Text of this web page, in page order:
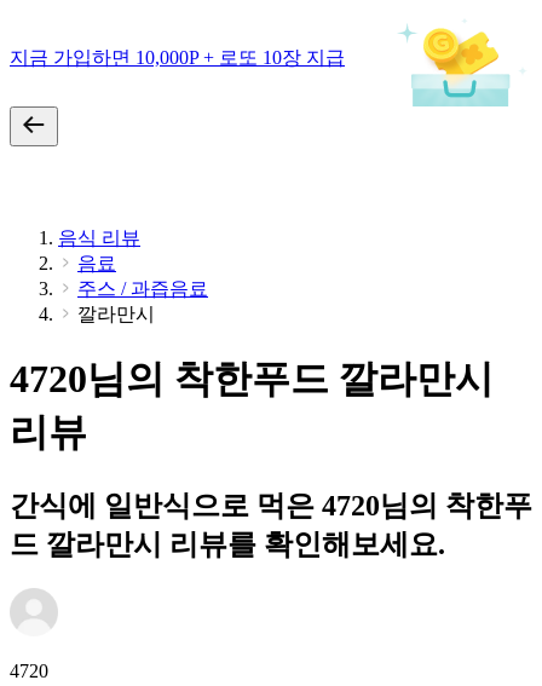
지금 가입하면 10,000P + 로또 10장 지급
음식 리뷰
음료
주스 / 과즙음료
깔라만시
4720님의 착한푸드 깔라만시
리뷰
간식에 일반식으로 먹은 4720님의 착한푸
드 깔라만시 리뷰를 확인해보세요.
4720